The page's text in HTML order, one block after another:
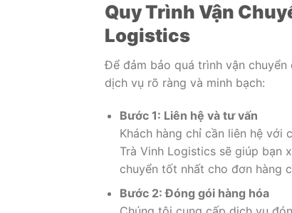
Quy Trình Vận
Logistics
Để đảm bảo quá trình vận
dịch vụ rõ ràng và minh bạch:
Bước 1: Liên hệ và tư vấn
Khách hàng chỉ cần liên hệ với
Trà Vinh Logistics sẽ giúp bạn
chuyển tốt nhất cho đơn hàng
Bước 2: Đóng gói hàng hóa